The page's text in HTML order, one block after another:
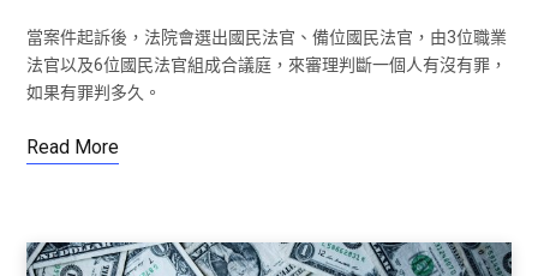
當案件起訴後，法院會選出國民法官、備位國民法官，由3位職業
法官以及6位國民法官組成合議庭，來審理判斷一個人有沒有罪，
如果有罪判多久。
Read More